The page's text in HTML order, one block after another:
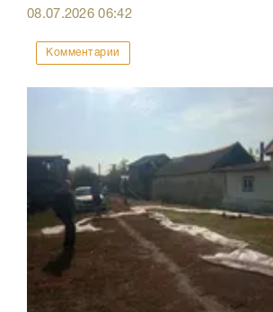
08.07.202606:42
Комментарии